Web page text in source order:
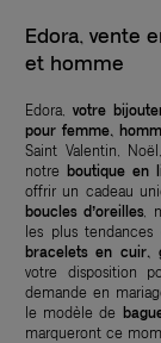
Edora, vente
et homme
Edora, votre
pour femme,
Saint Valentin,
notre boutique en
offrir un cadeau
boucles d’oreilles,
les plus
bracelets en cuir,
votre disposition
demande en
le modèle de
marqueront ce